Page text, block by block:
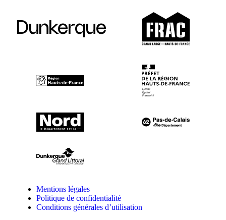
Dunkerque
Mentions légales
Politique de confidentialité
Conditions générales d’utilisation